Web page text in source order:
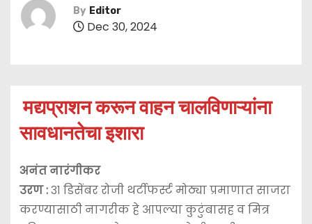
By Editor
Dec 30, 2024
मद्यप्राशन करून वाहन चालविणाऱ्यांना
सावधानतेचा इशारा
अनंत नारंगीकर
उरण :३१ डिसेंबर रोजी थर्टीफर्स्ट मोठ्या प्रमाणात साजरा
करण्यासाठी नागरीक हे आपल्या कुटुंबासह व मित्र